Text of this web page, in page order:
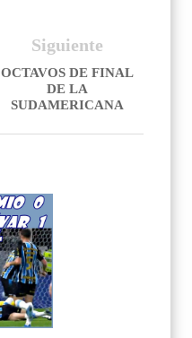
Siguiente
OCTAVOS DE FINAL
DE LA
SUDAMERICANA